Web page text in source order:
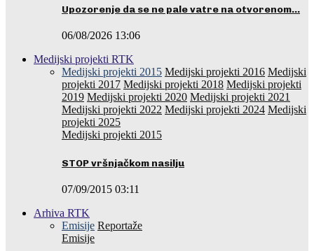
Upozorenje da se ne pale vatre na otvorenom…
06/08/2026 13:06
Medijski projekti RTK
Medijski projekti 2015 Medijski projekti 2016 Medijski
projekti 2017 Medijski projekti 2018 Medijski projekti
2019 Medijski projekti 2020 Medijski projekti 2021
Medijski projekti 2022 Medijski projekti 2024 Medijski
projekti 2025
Medijski projekti 2015
STOP vršnjačkom nasilju
07/09/2015 03:11
Arhiva RTK
Emisije Reportaže
Emisije